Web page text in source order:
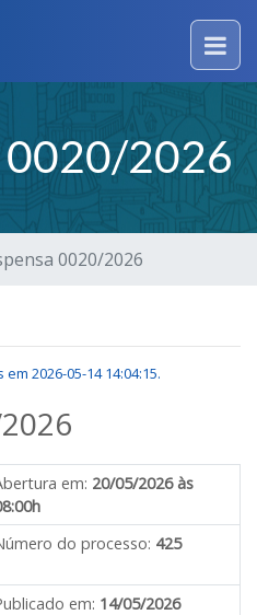
0020/2026
0020/2026
em 2026-05-14 14:04:15.
em: 20/05/2026 às
do processo: 425
em: 14/05/2026